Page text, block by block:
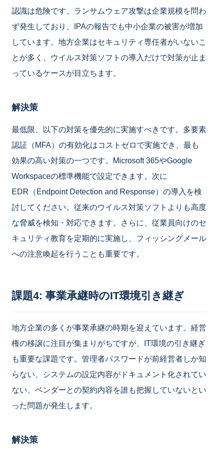
認識は危険です。ランサムウェア攻撃は企業規模を問わ
ず発生しており、IPAの報告でも中小企業の被害が増加
しています。地方企業はセキュリティ専任者がいないこ
とが多く、ウイルス対策ソフトの導入だけで対策が止ま
っているケースが目立ちます。
解決策
最低限、以下の対策を優先的に実施すべきです。多要素
認証（MFA）の有効化はコストゼロで実施でき、最も
効果の高い対策の一つです。Microsoft 365やGoogle
Workspaceの標準機能で設定できます。次に
EDR（Endpoint Detection and Response）の導入を検
討してください。従来のウイルス対策ソフトよりも高度
な脅威を検知・対応できます。さらに、従業員向けのセ
キュリティ教育を定期的に実施し、フィッシングメール
への注意喚起を行うことも重要です。
課題4: 事業承継時のIT環境引き継ぎ
地方企業の多くが事業承継の時期を迎えています。経営
権の移譲に注目が集まりがちですが、IT環境の引き継ぎ
も重要な課題です。管理者パスワードが前経営者しか知
らない、システムの設定内容がドキュメント化されてい
ない、ベンダーとの契約内容を誰も把握していないとい
った問題が発生します。
解決策